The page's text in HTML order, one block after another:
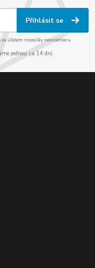
Přihlásit se
za účelem rozesílky newsletteru.
jednou za 14 dní.